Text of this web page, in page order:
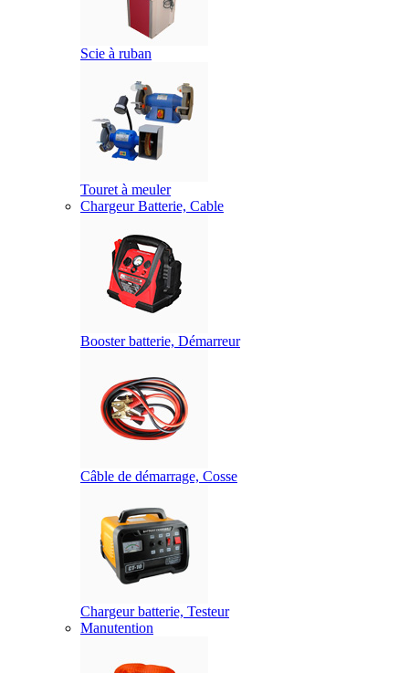
Scie à ruban
Touret à meuler
Chargeur Batterie, Cable
Booster batterie, Démarreur
Câble de démarrage, Cosse
Chargeur batterie, Testeur
Manutention